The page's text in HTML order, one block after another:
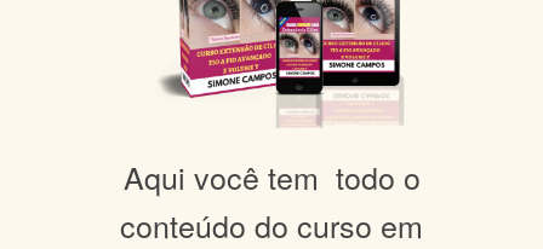
Aqui você tem todo o
conteúdo do curso em